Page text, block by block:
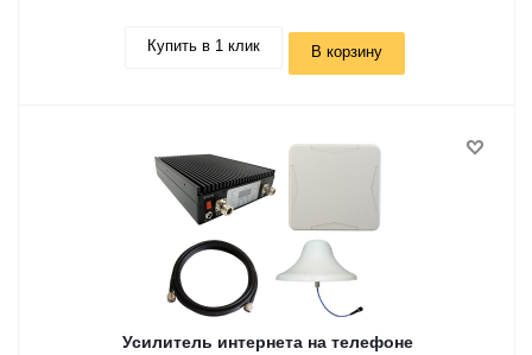
Купить в 1 клик В корзину
Усилитель интернета на телефоне